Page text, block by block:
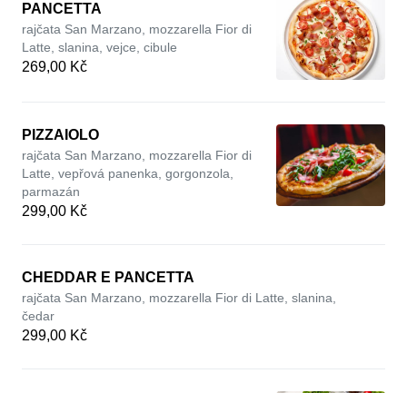
PANCETTA
rajčata San Marzano, mozzarella Fior di
Latte, slanina, vejce, cibule
269,00 Kč
PIZZAIOLO
rajčata San Marzano, mozzarella Fior di
Latte, vepřová panenka, gorgonzola,
parmazán
299,00 Kč
CHEDDAR E PANCETTA
rajčata San Marzano, mozzarella Fior di Latte, slanina,
čedar
299,00 Kč